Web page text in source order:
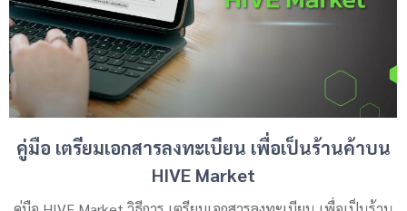
คู่มือ เตรียมเอกสารลงทะเบียน เพื่อเป็นร้านค้าบน
HIVE Market